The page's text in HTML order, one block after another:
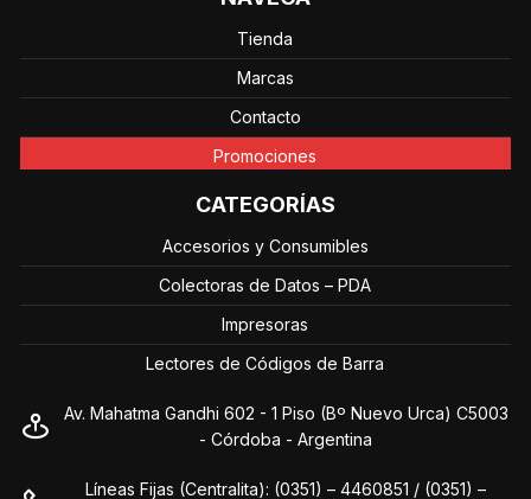
Tienda
Marcas
Contacto
Promociones
CATEGORÍAS
Accesorios y Consumibles
Colectoras de Datos – PDA
Impresoras
Lectores de Códigos de Barra
Av. Mahatma Gandhi 602 - 1 Piso (Bº Nuevo Urca) C5003
- Córdoba - Argentina
Líneas Fijas (Centralita): (0351) – 4460851 / (0351) –